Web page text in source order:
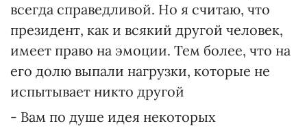
всегда справедливой. Но я считаю, что
президент, как и всякий другой человек,
имеет право на эмоции. Тем более, что на
его долю выпали нагрузки, которые не
испытывает никто другой
- Вам по душе идея некоторых